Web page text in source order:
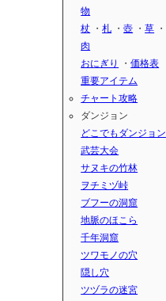
物
杖 ・札 ・壺 ・草 ・
肉
おにぎり
・価格表
重要アイテム
チャート攻略
ダンジョン
どこでもダンジョン
武芸大会
サヌキの竹林
ヲチミヅ峠
ブフーの洞窟
地脈のほこら
千年洞窟
ツワモノの穴
隠し穴
ツヅラの迷宮